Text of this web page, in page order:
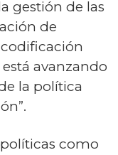
gestión de las
de
avanzando
la política
como